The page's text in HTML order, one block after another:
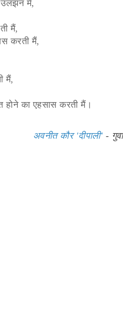
उलझन में,
मैं,
करती मैं,
मैं,
होने का एहसास करती मैं।
अवनीत कौर 'दीपाली' -